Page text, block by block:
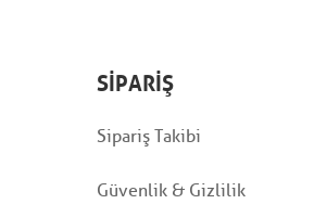
SIPARIŞ
Sipariş Takibi
Güvenlik & Gizlilik